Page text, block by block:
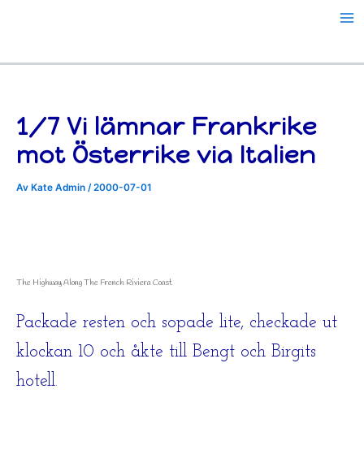
1/7 Vi lämnar Frankrike
mot Österrike via Italien
Av Kate Admin /2000-07-01
The Highway Along The French Riviera Coast
Packade resten och sopade lite, checkade ut
klockan 10 och åkte till Bengt och Birgits
hotell.